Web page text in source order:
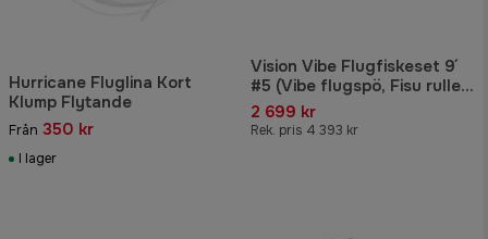
Hurricane Fluglina Kort
Klump Flytande
Från 350 kr
I lager
Vision Vibe Flugfiskeset 9´
#5 (Vibe flugspö, Fisu rulle,
Hero fluglina)
2 699 kr
Rek. pris 4 393 kr